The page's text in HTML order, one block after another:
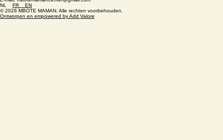
WhatsApp: +243 89 662 68 68
E-mail: mbotemamancenter@gmail.com
NLFREN
© 2026 MBOTE MAMAN. Alle rechten voorbehouden.